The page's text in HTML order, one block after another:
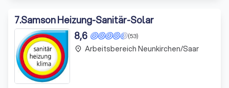
7.Samson Heizung-Sanitär-Solar
(53)
8,6
place Arbeitsbereich Neunkirchen/Saar